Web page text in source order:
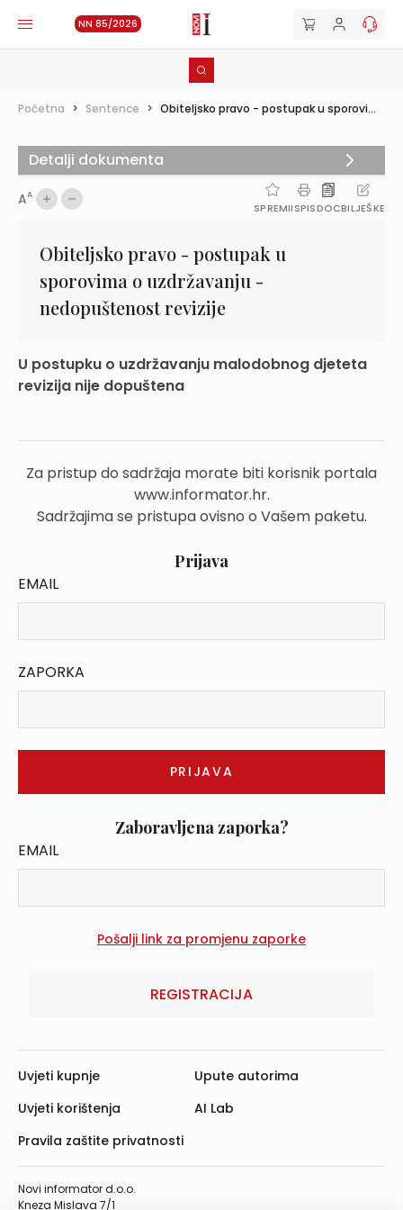
NN 85/2026
Početna > Sentence > Obiteljsko pravo - postupak u sporovi...
AA
SPREMIISPISDOCBILJEŠKE
Obiteljsko pravo - postupak u
sporovima o uzdržavanju -
nedopuštenost revizije
U postupku o uzdržavanju malodobnog djeteta
revizija nije dopuštena
Za pristup do sadržaja morate biti korisnik portala
www.informator.hr.
Sadržajima se pristupa ovisno o Vašem paketu.
Prijava
EMAIL
ZAPORKA
Zaboravljena zaporka?
EMAIL
REGISTRACIJA
Detalji dokumenta
Novi informator d.o.o.
Kneza Mislava 7/1
Uvjeti kupnje
Uvjeti korištenja
Pravila zaštite privatnosti
Upute autorima
AI Lab